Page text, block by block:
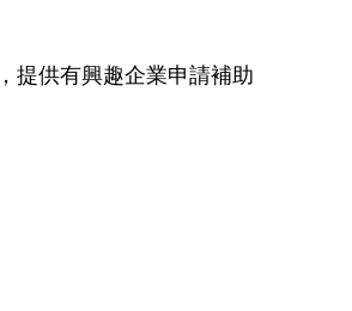
提供有興趣企業申請補助